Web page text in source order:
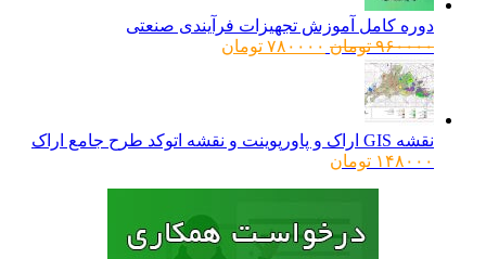
دوره کامل آموزش تجهیزات فرآیندی صنعتی
۹۶۰۰۰۰ تومانقیمت
۷۸۰۰۰۰ تومانقیمت
نقشه GIS اراک و پاورپوینت و نقشه اتوکد طرح جامع اراک
۱۴۸۰۰۰ تومان